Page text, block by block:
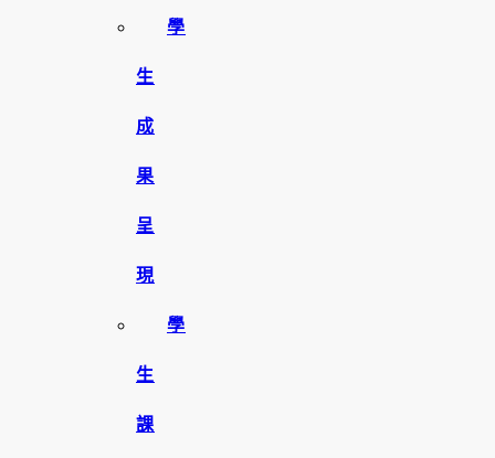
學
生
成
果
呈
現
學
生
課